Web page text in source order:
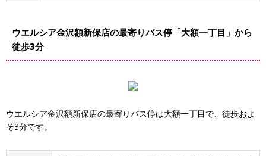
ウエルシア金沢額新保店の最寄りバス停「大額一丁目」から
徒歩3分
ウエルシア金沢額新保店の最寄りバス停は大額一丁目で、徒歩およ
そ3分です。